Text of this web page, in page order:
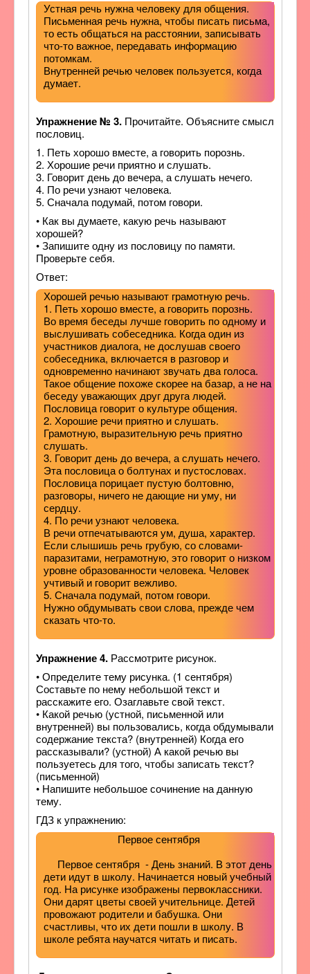
Устная речь нужна человеку для общения.
Письменная речь нужна, чтобы писать письма,
то есть общаться на расстоянии, записывать
что-то важное, передавать информацию
потомкам.
Внутренней речью человек пользуется, когда
думает.
Упражнение № 3. Прочитайте. Объясните смысл
пословиц.
1. Петь хорошо вместе, а говорить порознь.
2. Хорошие речи приятно и слушать.
3. Говорит день до вечера, а слушать нечего.
4. По речи узнают человека.
5. Сначала подумай, потом говори.
• Как вы думаете, какую речь называют
хорошей?
• Запишите одну из пословицу по памяти.
Проверьте себя.
Ответ:
Хорошей речью называют грамотную речь.
1. Петь хорошо вместе, а говорить порознь.
Во время беседы лучше говорить по одному и
выслушивать собеседника. Когда один из
участников диалога, не дослушав своего
собеседника, включается в разговор и
одновременно начинают звучать два голоса.
Такое общение похоже скорее на базар, а не на
беседу уважающих друг друга людей.
Пословица говорит о культуре общения.
2. Хорошие речи приятно и слушать.
Грамотную, выразительную речь приятно
слушать.
3. Говорит день до вечера, а слушать нечего.
Эта пословица о болтунах и пустословах.
Пословица порицает пустую болтовню,
разговоры, ничего не дающие ни уму, ни
сердцу.
4. По речи узнают человека.
В речи отпечатываются ум, душа, характер.
Если слышишь речь грубую, со словами-
паразитами, неграмотную, это говорит о низком
уровне образованности человека. Человек
учтивый и говорит вежливо.
5. Сначала подумай, потом говори.
Нужно обдумывать свои слова, прежде чем
сказать что-то.
Упражнение 4. Рассмотрите рисунок.
• Определите тему рисунка. (1 сентября)
Составьте по нему небольшой текст и
расскажите его. Озаглавьте свой текст.
• Какой речью (устной, письменной или
внутренней) вы пользовались, когда обдумывали
содержание текста? (внутренней) Когда его
рассказывали? (устной) А какой речью вы
пользуетесь для того, чтобы записать текст?
(письменной)
• Напишите небольшое сочинение на данную
тему.
ГДЗ к упражнению:
Первое сентября
Первое сентября - День знаний. В этот день
дети идут в школу. Начинается новый учебный
год. На рисунке изображены первоклассники.
Они дарят цветы своей учительнице. Детей
провожают родители и бабушка. Они
счастливы, что их дети пошли в школу. В
школе ребята научатся читать и писать.